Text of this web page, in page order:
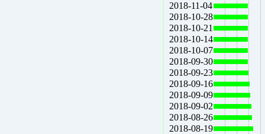
2018-11-04
2018-10-28
2018-10-21
2018-10-14
2018-10-07
2018-09-30
2018-09-23
2018-09-16
2018-09-09
2018-09-02
2018-08-26
2018-08-19